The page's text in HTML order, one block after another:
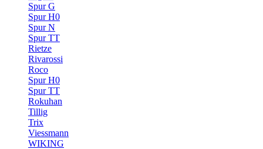
Spur G
Spur H0
Spur N
Spur TT
Rietze
Rivarossi
Roco
Spur H0
Spur TT
Rokuhan
Tillig
Trix
Viessmann
WIKING